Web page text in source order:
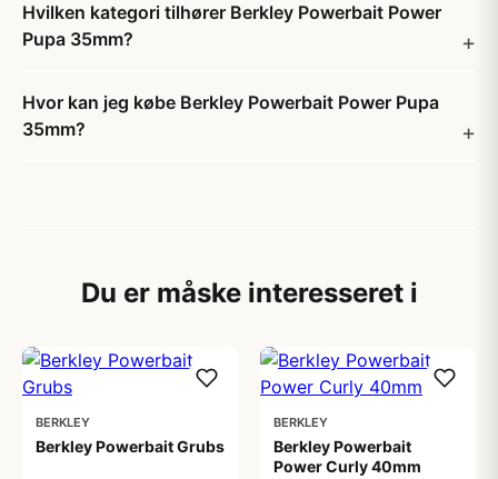
Hvilken kategori tilhører Berkley Powerbait Power
Pupa 35mm?
Hvor kan jeg købe Berkley Powerbait Power Pupa
35mm?
Du er måske interesseret i
BERKLEY
Berkley Powerbait Grubs
BERKLEY
Berkley Powerbait
Power Curly 40mm